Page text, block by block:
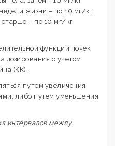
жизни – по 10 мг/кг
– по 10 мг/кг
функции почек
дозирования с учетом
(КК).
путем увеличения
либо путем уменьшения
интервалов между